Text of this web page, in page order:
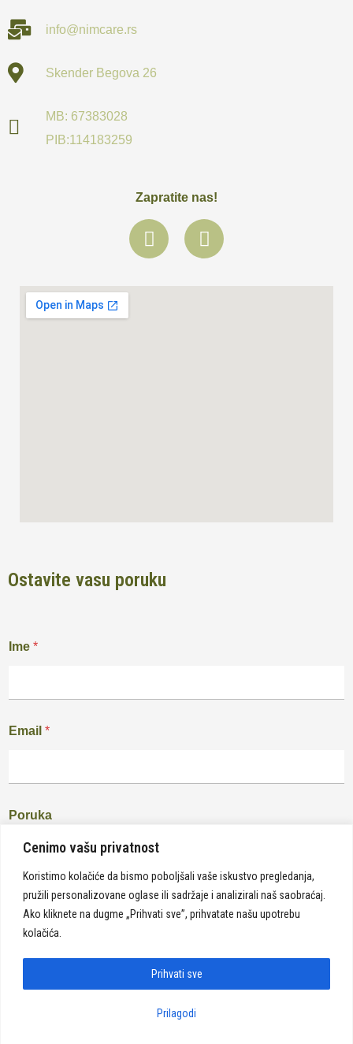
Cenimo vašu privatnost
Koristimo kolačiće da bismo poboljšali vaše iskustvo pregledanja,
pružili personalizovane oglase ili sadržaje i analizirali naš saobraćaj.
Ako kliknete na dugme „Prihvati sve”, prihvatate našu upotrebu
kolačića.
Prilagodi
Prihvati sve
info@nimcare.rs
Skender Begova 26
MB: 67383028
PIB:114183259
Zapratite nas!
F
a
I
n
Ostavite vasu poruku
Ime *
Email *
Poruka
Pošalji